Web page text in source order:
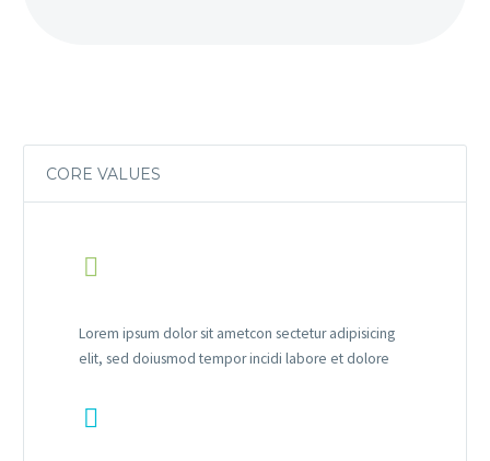
CORE VALUES


Lorem ipsum dolor sit ametcon sectetur adipisicing
elit, sed doiusmod tempor incidi labore et dolore

